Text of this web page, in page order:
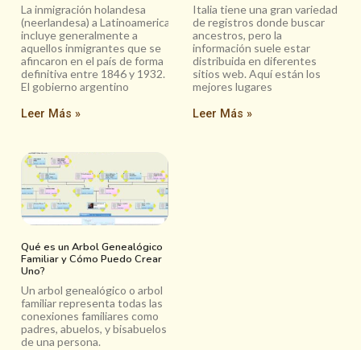
La inmigración holandesa
(neerlandesa) a Latinoamerica
incluye generalmente a
aquellos inmigrantes que se
afincaron en el país de forma
definitiva entre 1846 y 1932.
El gobierno argentino
Leer Más »
Italia tiene una gran variedad
de registros donde buscar
ancestros, pero la
información suele estar
distribuida en diferentes
sitios web. Aquí están los
mejores lugares
Leer Más »
Qué es un Arbol Genealógico
Familiar y Cómo Puedo Crear
Uno?
Un arbol genealógico o arbol
familiar representa todas las
conexiones familiares como
padres, abuelos, y bisabuelos
de una persona.